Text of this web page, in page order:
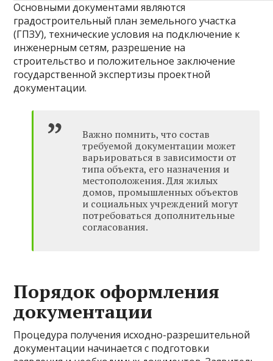
Основными документами являются
градостроительный план земельного участка
(ГПЗУ), технические условия на подключение к
инженерным сетям, разрешение на
строительство и положительное заключение
государственной экспертизы проектной
документации.
Важно помнить, что состав
требуемой документации может
варьироваться в зависимости от
типа объекта, его назначения и
местоположения. Для жилых
домов, промышленных объектов
и социальных учреждений могут
потребоваться дополнительные
согласования.
Порядок оформления
документации
Процедура получения исходно-разрешительной
документации начинается с подготовки